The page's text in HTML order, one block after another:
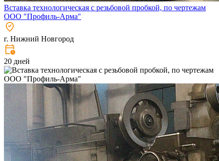
Вставка технологическая с резьбовой пробкой, по чертежам
ООО "Профиль-Арма"
г. Нижний Новгород
20 дней